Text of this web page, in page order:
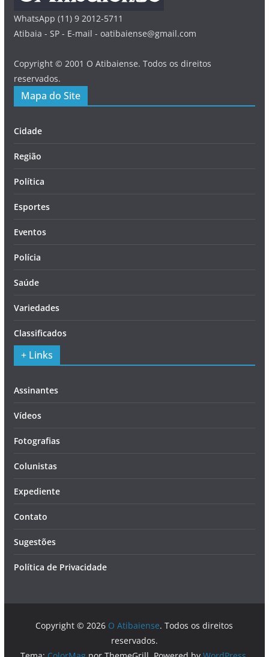
WhatsApp (11) 9 2012-5711
Atibaia - SP - E-mail - oatibaiense@gmail.com
Copyright © 2001 O Atibaiense. Todos os direitos
reservados.
Mapa do Site
Cidade
Região
Política
Esportes
Eventos
Polícia
Saúde
Variedades
Classificados
+ Links
Assinantes
Vídeos
Fotografias
Colunistas
Expediente
Contato
Sugestões
Política de Privacidade
Copyright © 2026 O Atibaiense. Todos os direitos
reservados.